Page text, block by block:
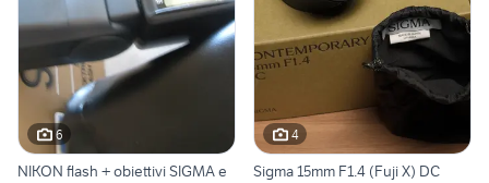
6
NIKON flash + obiettivi SIGMA e
4
Sigma 15mm F1.4 (Fuji X) DC